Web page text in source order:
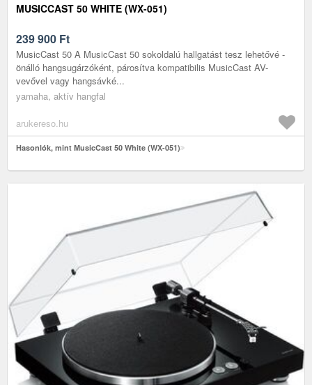
MUSICCAST 50 WHITE (WX-051)
239 900 Ft
MusicCast 50 A MusicCast 50 sokoldalú hallgatást tesz lehetővé -
önálló hangsugárzóként, párosítva kompatibilis MusicCast AV-
vevővel vagy hangsávké...
yamaha, aktív hangfal
arukereso.hu
Hasonlók, mint MusicCast 50 White (WX-051)